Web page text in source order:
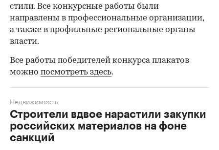
стили. Все конкурсные работы были
направлены в профессиональные организации,
а также в профильные региональные органы
власти.
Все работы победителей конкурса плакатов
можно посмотреть здесь.
Строители вдвое нарастили закупки
российских материалов на фоне
санкций
Недвижимость